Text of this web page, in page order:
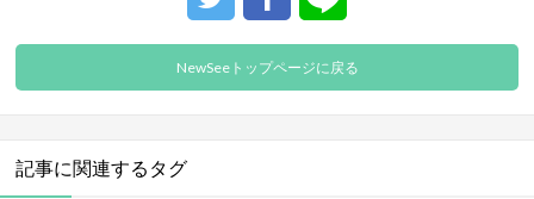
NewSeeトップページに戻る
記事に関連するタグ